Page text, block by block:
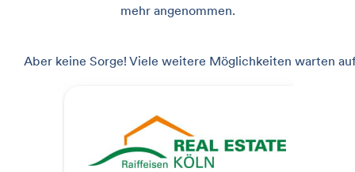
mehr angenommen.
Aber keine Sorge! Viele weitere Möglichkeiten warten